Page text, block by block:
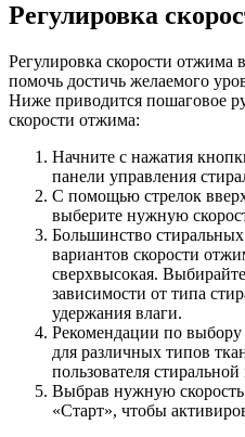
Регулировка
Регулировка скорости
помочь достичь желаемого
Ниже приводится пошаговое
скорости отжима:
Начните с нажатия
панели управления
С помощью стрелок
выберите нужную
Большинство
вариантов скорости
сверхвысокая.
зависимости от типа
удержания влаги.
Рекомендации по
для различных типов
пользователя
Выбрав нужную
«Старт», чтобы